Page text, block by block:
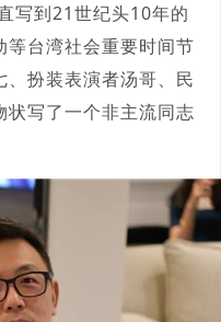
写到21世纪头10年的
等台湾社会重要时间节
、扮装表演者汤哥、民
写了一个非主流同志